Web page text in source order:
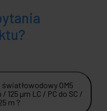
OM5
µm LC / PC do SC /
m ?